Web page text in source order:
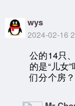
wys
2024-02-16
公的14只
的是“儿女
们分个房？